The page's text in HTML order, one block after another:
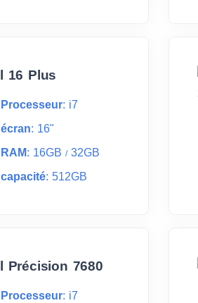
16 Plus
Processeur: i7
écran: 16"
RAM: 16GB /32GB
capacité: 512GB
Précision 7680
Processeur: i7